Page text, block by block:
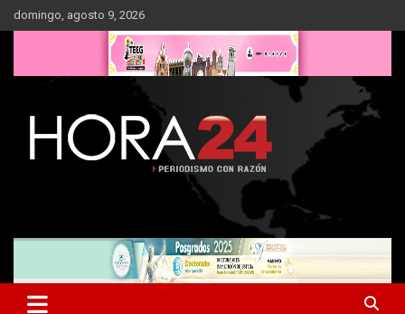
Saltar
al
domingo, agosto 9, 2026